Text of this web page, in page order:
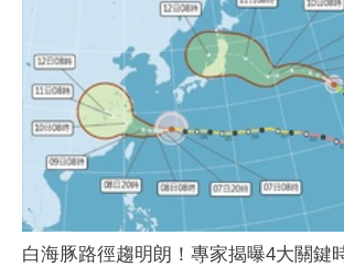
白海豚路徑趨明朗！專家揭曝4大關